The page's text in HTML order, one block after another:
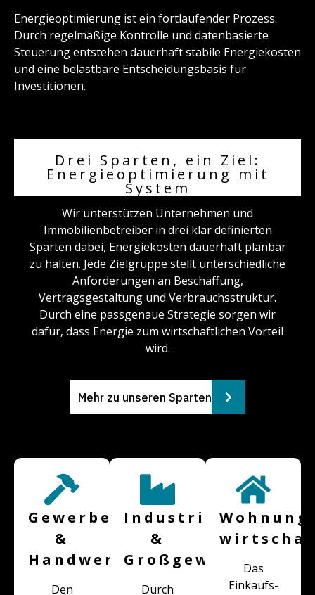
Energieoptimierung ist ein fortlaufender Prozess.
Durch regelmäßige Kontrolle und datenbasierte
Steuerung entstehen dauerhaft stabile Energiekosten
und eine belastbare Entscheidungsbasis für
Investitionen.
Drei Sparten, ein Ziel:
Energieoptimierung mit
System
Wir unterstützen Unternehmen und
Immobilienbetreiber in drei klar definierten
Sparten dabei, Energiekosten dauerhaft planbar
zu halten. Jede Zielgruppe stellt unterschiedliche
Anforderungen an Beschaffung,
Vertragsgestaltung und Verbrauchsstruktur.
Durch eine passgenaue Strategie sorgen wir
dafür, dass Energie zum wirtschaftlichen Vorteil
wird.
Mehr zu unseren Sparten
Gewerbe
&
Handwerk:
Den
Industrie
&
Großgewerbe:
Durch
Das
Einkaufs-